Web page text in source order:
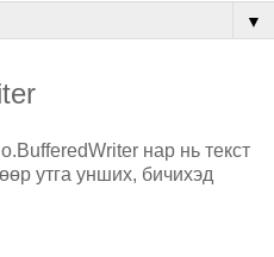
▼
нар нь текст
утга унших, бичихэд